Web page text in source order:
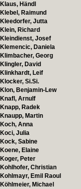
Klaus, Händl
Klebel, Raimund
Kleedorfer, Jutta
Klein, Richard
Kleindienst, Josef
Klemencic, Daniela
Klimbacher, Georg
Klingler, David
Klinkhardt, Leif
Klocker, Si.Si.
Klon, Benjamin-Lew
Knafl, Arnulf
Knapp, Radek
Knaupp, Martin
Koch, Anna
Koci, Julia
Kock, Sabine
Koene, Elaine
Koger, Peter
Kohlhofer, Christian
Kohlmayr, Emil Raoul
Köhlmeier, Michael